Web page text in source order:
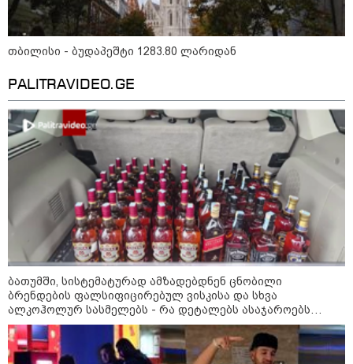
09:52 / 07-08-2026
მიიღო თუ არა გამოძიებამ
"მეტასგან" რაიმე მონაცემები? -
რას პასუხობს კითხვაზე ნია
09:25 / 07-08-2026
"დასრულდა 9-თვიანი კოშმარი
570 ოჯახისთვის" - "სფერო
ჰოლდინგის" თანამშრომლებს
განაჩენი გამოუტანეს: რა
სასჯელი ელოდებათ სოფიკო
პეტრიაშვილსა და გივი
წულეისკირს
19:42 / 06-08-2026
"იმნაძემ მის მეგობრებს
ალექსანდრე გაბაშვილს და
გიორგი მალანიას უთხრა,
თითქოსდა მისი მასწავლებელი,
გიგა ავალიანი ზედმეტ
ყურადღებას იჩენდა მის
მიმართ, რითაც გაბაშვილი
წააქეზა" - პროკურატურა
19:33 / 06-08-2026
თბილისი - ბუდაპეშტი 1283.80 ლარიდან
PALITRAVIDEO.GE
ბათუმში, სისტემატურად ამზადებდნენ ცნობილი
ბრენდების ფალსიფიცირებულ ვისკისა და სხვა
ალკოჰოლურ სასმელებს - რა დეტალებს ასაჯაროებს
ფინანსთა სამინისტროს საგამოძიებო სამსახური?